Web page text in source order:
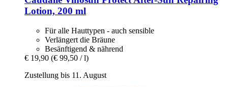
Lotion, 200 ml
Für alle Hauttypen - auch sensible
Verlängert die Bräune
Besänftigend & nährend
€ 19,90 (€ 99,50 / l)
Zustellung bis 11. August